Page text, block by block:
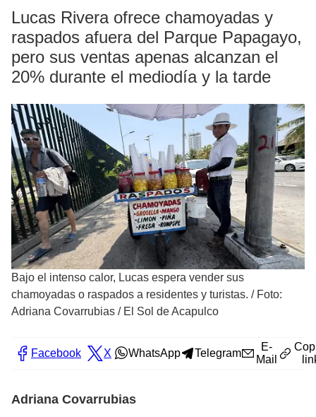
Lucas Rivera ofrece chamoyadas y
raspados afuera del Parque Papagayo,
pero sus ventas apenas alcanzan el
20% durante el mediodía y la tarde
Bajo el intenso calor, Lucas espera vender sus
chamoyadas o raspados a residentes y turistas. / Foto:
Adriana Covarrubias / El Sol de Acapulco
Facebook X WhatsApp Telegram
E-
Mail
Adriana Covarrubias